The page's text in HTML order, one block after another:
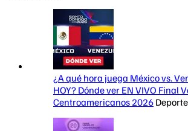
¿A qué hora juega México vs.
HOY? Dónde ver EN VIVO Final
Centroamericanos 2026